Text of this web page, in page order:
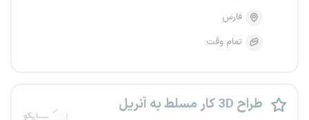
فارس
تمام وقت
طراح 3D کار مسلط به آنریل